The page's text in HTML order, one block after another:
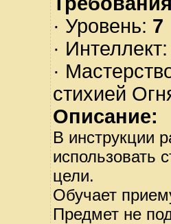
· Уровень: 7
·
·
стихией
Описание:
В инструкции
использовать
цели.
Обучает
Предмет не